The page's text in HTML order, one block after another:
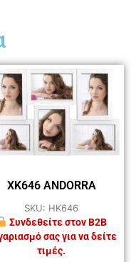
XK646 ANDORRA
SKU: HK646
Συνδεθείτε στον B2B
σας για να δείτε
τιμές.